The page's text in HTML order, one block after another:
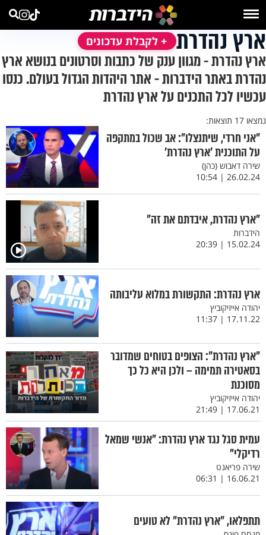
ארץ נהדרת + לקבלת עדכונים
ארץ נהדרת - מגוון ענק של כתבות וסרטונים בנושא ארץ
נהדרת באתר הידברות - אתר היהדות הגדול בעולם. כנסו
עכשיו לכל התכנים על ארץ נהדרת
נמצאו 17 תוצאות:
"אני חרדי, שיתנצלו": אב שכול במתקפה
על התוכנית 'ארץ נהדרת'
שירה דאבוש (כהן)
26.02.24 | 10:54
"ארץ נהדרת, איבדתם את זה"
הידברות
15.02.24 | 20:39
ארץ נהדרת: התקשורת במלוא עליבותה
יהודה אייזיקוביץ
17.11.22 | 11:37
"ארץ נהדרת": הצופים בטוחים שמדובר
בסאטירה תמימה – ולכן היא כל כך
מסוכנת
יהודה אייזיקוביץ
17.06.21 | 21:49
עמית סגל נגד ארץ נהדרת: "אנשי שמאל
רדיקלי"
שירה פריאנט
16.06.21 | 06:31
תתפלאו, "ארץ נהדרת" לא טועים